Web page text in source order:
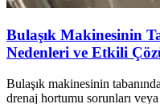
Bulaşık Makinesinin
Nedenleri ve Etkili
Bulaşık makinesinin
drenaj hortumu sorunları